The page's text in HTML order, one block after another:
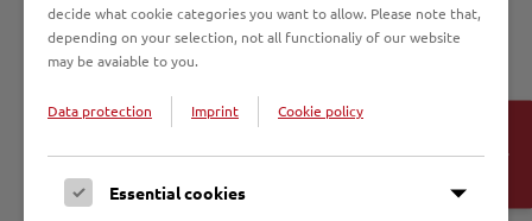
Konfessionen aufgeblüht ist. Für unser gemeinsames
Voranschreiten in der Ökumene dürfen wir diese Zeugen
dankbar als leuchtende Wegmarken wahrnehmen.“
Freundschaft und gemeinsames Engagement der Lübecker Märtyrer
für Christus gegen Hitler waren der Beginn der Ökumene in der
der Märtyrer, die Wandlung Pastor Stellbrinks, den Weg des
Gedenkens an die vier Märtyrer und die Bedeutung der
decide what cookie categories you want to allow. Please note that,
depending on your selection, not all functionaliy of our website
may be avaiable to you.
Data protection Imprint Cookie policy
Essential cookies
Cookie-